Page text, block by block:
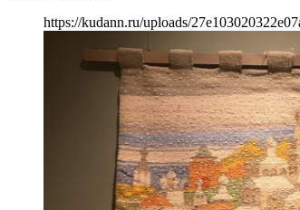
https://kudann.ru/uploads/